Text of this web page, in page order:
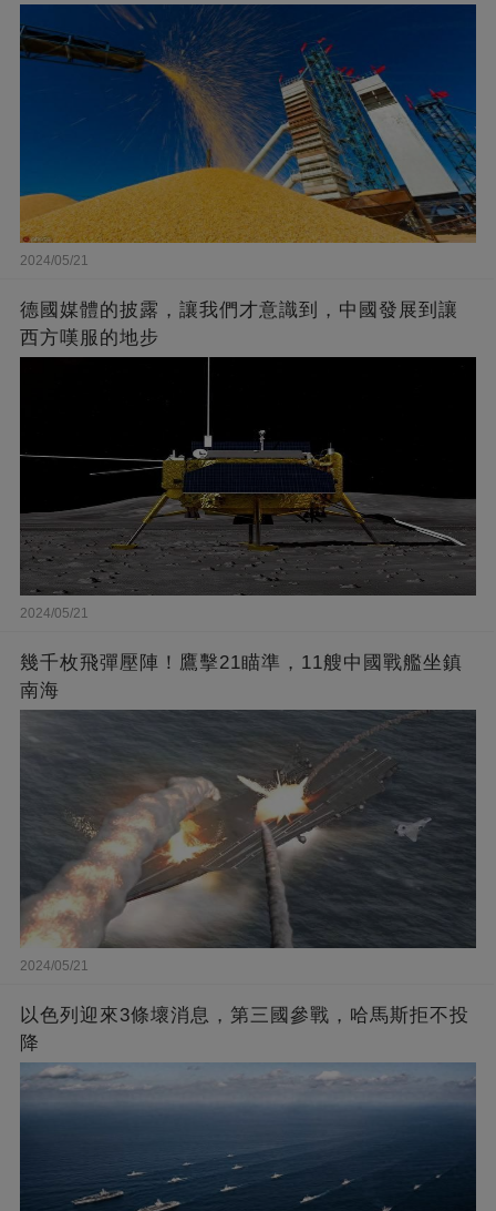
2024/05/21
德國媒體的披露，讓我們才意識到，中國發展到讓
西方嘆服的地步
2024/05/21
幾千枚飛彈壓陣！鷹擊21瞄準，11艘中國戰艦坐鎮
南海
2024/05/21
以色列迎來3條壞消息，第三國參戰，哈馬斯拒不投
降